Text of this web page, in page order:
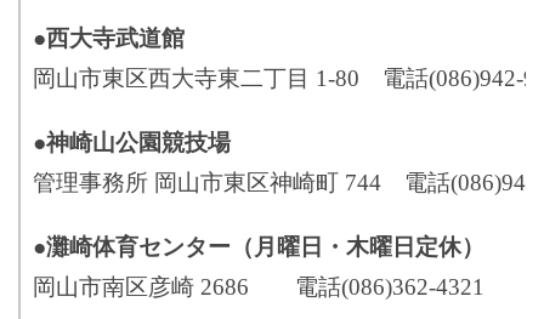
●西大寺武道館
岡山市東区西大寺東二丁目 1-80 電話(086)942-
●神崎山公園競技場
管理事務所 岡山市東区神崎町 744 電話
●灘崎体育センター（月曜日・木曜日定休）
岡山市南区彦崎 2686 電話(086)362-4321